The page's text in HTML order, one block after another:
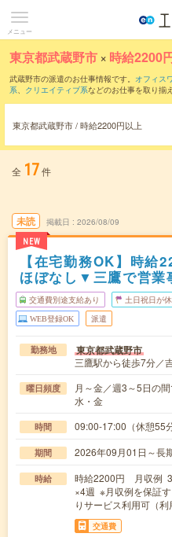
メニュー
東京都武蔵野市 × 時給2200
武蔵野市の派遣のお仕事情報です。 オフィス
系、 クリエイティブ系などのお仕事を取り揃
東京都武蔵野市 / 時給2200円以上
全 17件
未読
NEW
掲載日 2026/08/09
【在宅勤務OK】時給
ほぼなし▼三鷹で営業
交通費別途支給あり 土日祝日が
WEB登録OK 派遣
勤務地 東京都武蔵野市
三鷹駅から徒歩7分／
曜日頻度
月～金／週3～5日の
水・金
時間 09:00-17:00（休憩55
期間 2026年09月01日～
時給
時給2200円 月収例
×4週 ※月収例を保証
りサービス利用可（利
交通費